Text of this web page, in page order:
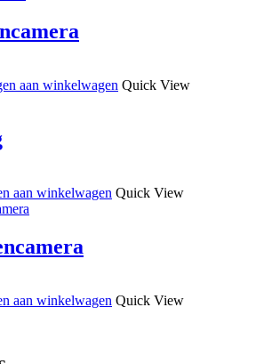
aan winkelwagen Quick View
aan winkelwagen Quick View
aan winkelwagen Quick View